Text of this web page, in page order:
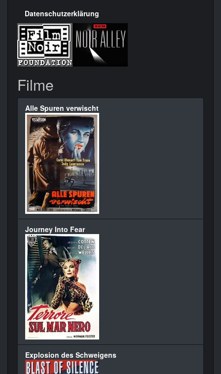
Datenschutzerklärung
Filme
Alle Spuren verwischt
Journey Into Fear
Explosion des Schweigens